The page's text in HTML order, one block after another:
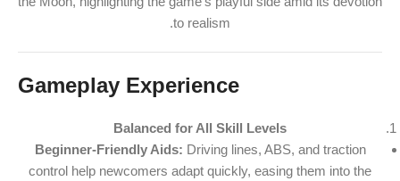
to realism.
Gameplay Experience
Balanced for All Skill Levels
Beginner-Friendly Aids: Driving lines, ABS, and traction
control help newcomers adapt quickly, easing them into the